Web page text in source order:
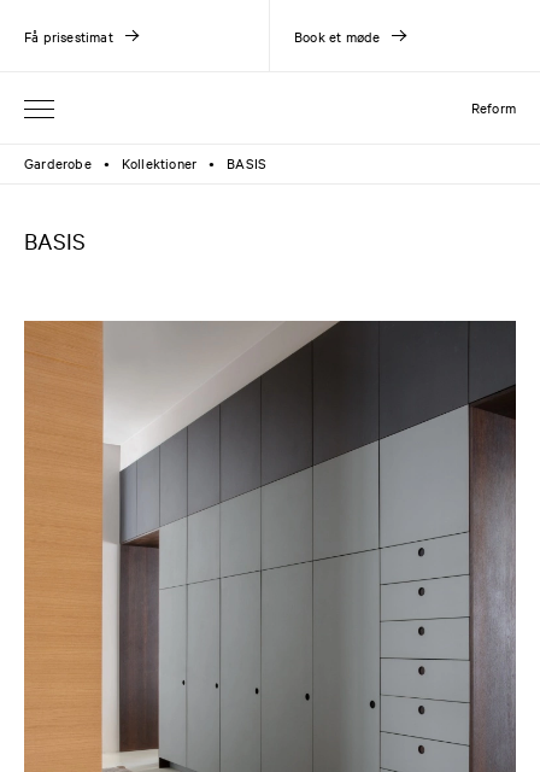
Reform
Få prisestimat Book et møde
Garderobe ● Kollektioner ● BASIS
BASIS